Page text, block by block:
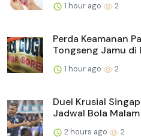
1 hour ago 2
Perda Keamanan
Tongseng Jamu di
1 hour ago 2
Duel Krusial
Jadwal Bola Malam
2 hours ago 2